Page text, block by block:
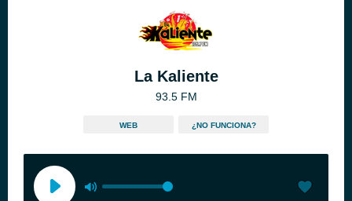
La Kaliente
93.5 FM
WEB ¿NO FUNCIONA?